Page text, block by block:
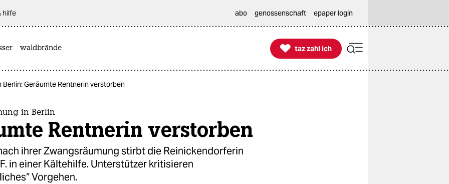
hilfe abo genossenschaft epaper login
waldbrände 
taz zahl ich
taz zahl ich
Berlin: Geräumte Rentnerin verstorben
in Berlin
Rentnerin verstorben
ihrer Zwangsräumung stirbt die Reinickendorferin
in einer Kältehilfe. Unterstützer kritisieren
Vorgehen.